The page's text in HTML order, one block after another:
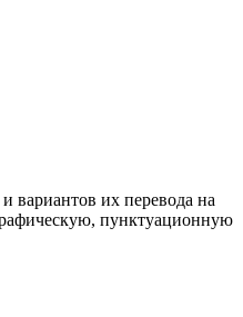
вариантов их перевода на
пунктуационную